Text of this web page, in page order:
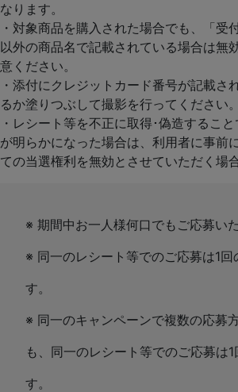
なります。
・対象商品を購入された場合でも、「受
以外の商品名で記載されている場合は無
意ください。
・添付にクレジットカード番号が記載さ
るか塗りつぶして撮影を行ってください。
・レシート等を不正に取得･偽造するこ
が明らかになった場合は、利用者に事前
ての当選権利を無効とさせていただく場
※ 期間中お一人様何口でもご応募い
※ 同一のレシート等でのご応募は1回
す。
※ 同一のキャンペーンで複数の応募
も、同一のレシート等でのご応募は1
す。